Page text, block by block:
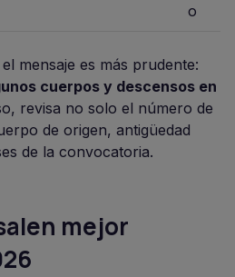
o
mensaje es más prudente:
cuerpos y descensos en
revisa no solo el número de
de origen, antigüedad
de la convocatoria.
mejor